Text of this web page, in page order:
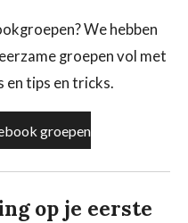
o
We hebben
groepen vol met
en tips en tricks.
groepen
op je eerste